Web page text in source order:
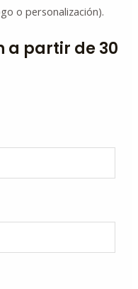
o personalización).
a partir de 30